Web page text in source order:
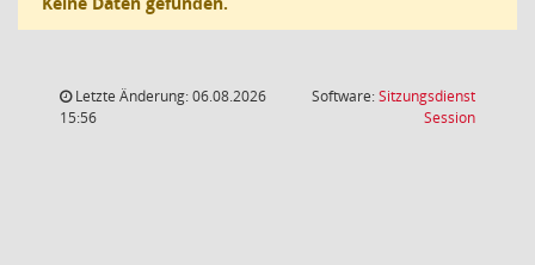
Letzte Änderung: 06.08.2026
15:56
Software:Sitzungsdienst
Session(Wird in